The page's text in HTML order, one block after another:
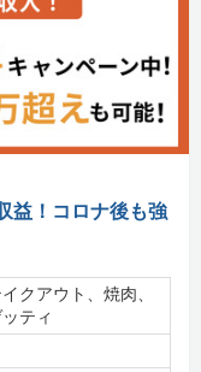
益！コロナ後も強
クアウト、焼肉、
ティ